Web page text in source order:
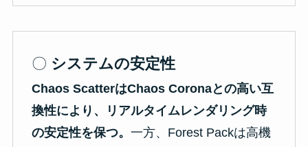
〇 システムの安定性
Chaos ScatterはChaos Coronaとの高い互
換性により、リアルタイムレンダリング時
の安定性を保つ。 一方、Forest Packは高機